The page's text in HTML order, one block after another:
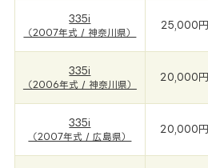
335i
（2007年式 / 神奈川県）
25,000円
335i
（2006年式 / 神奈川県）
20,000円
335i
（2007年式 / 広島県）
20,000円